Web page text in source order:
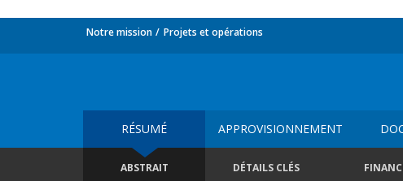
Notre mission Projets et opérations
RÉSUMÉ APPROVISIONNEMENT
ABSTRAIT DÉTAILS CLÉS